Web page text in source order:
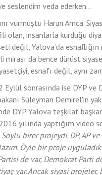
seslendim veda ederken...
vurmuştu Harun Amca.
olan, insanlarla kurduğu
değil, Yalova’da
da bence dürüst
esnafı değil, aynı
Eylül sonrasında ise DYP
Süleyman Demirel'in
DYP Yalova teşkilat
yılında yaptığım video
birer projeydi. DP, AP
Öyle bir proje
de var, Demokrat Parti
var. Ancak siyasi